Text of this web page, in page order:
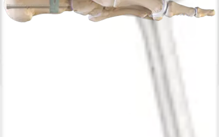
Tiefenmesslehre, für Schrauben, 5 mm